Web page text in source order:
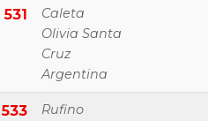
531
Caleta
Olivia Santa
Cruz
Argentina
533
Rufino